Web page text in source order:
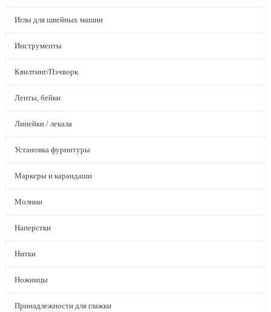
Иглы для швейных машин
Инструменты
Квилтинг/Пэчворк
Ленты, бейки
Линейки / лекала
Установка фурнитуры
Маркеры и карандаши
Молнии
Наперстки
Нитки
Ножницы
Принадлежности для глажки